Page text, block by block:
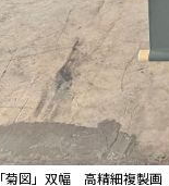
「菊図」双幅 高精細複製画